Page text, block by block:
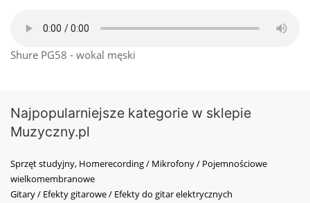
Shure PG58 - wokal męski
Najpopularniejsze kategorie w sklepie
Muzyczny.pl
Sprzęt studyjny, Homerecording / Mikrofony / Pojemnościowe
wielkomembranowe
Gitary / Efekty gitarowe / Efekty do gitar elektrycznych